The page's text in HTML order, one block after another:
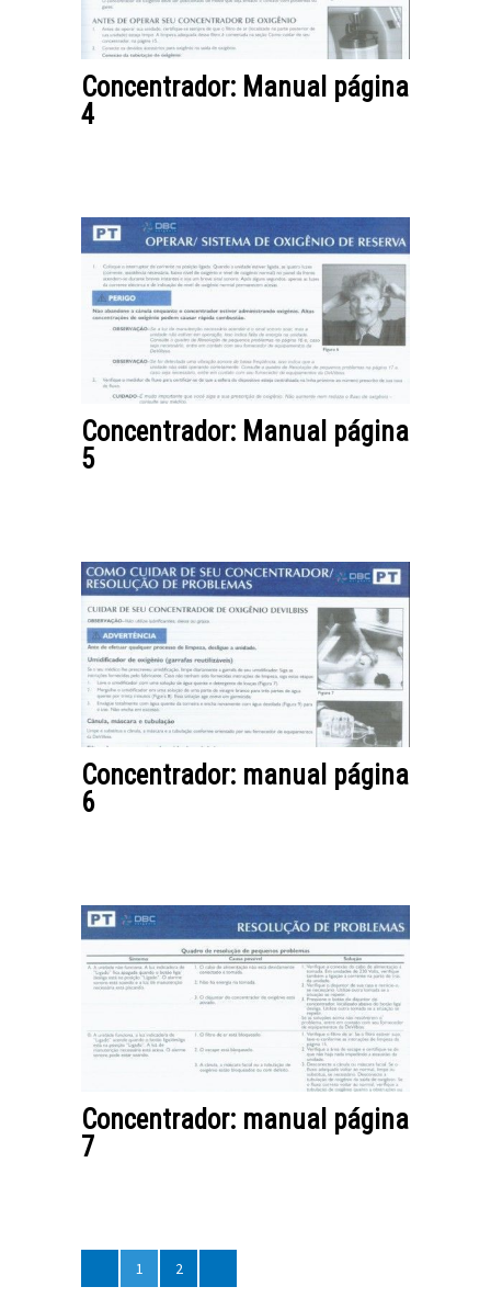
Concentrador: Manual página
4
Concentrador: Manual página
5
Concentrador: manual página
6
Concentrador: manual página
7
1 2